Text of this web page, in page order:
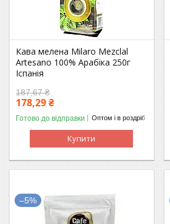
Кава мелена Milaro Mezclal
Artesano 100% Арабіка 250г
Іспанія
187,67 ₴
178,29 ₴
Готово до відправки Оптом і в роздріб
Купити
–5%